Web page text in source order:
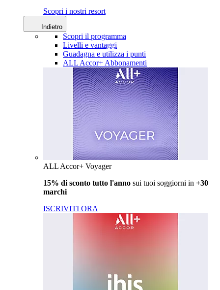
Scopri i nostri resort
Indietro
Scopri il programma
Livelli e vantaggi
Guadagna e utilizza i punti
ALL Accor+ Abbonamenti
ALL Accor+ Voyager
15% di sconto tutto l'anno sui tuoi soggiorni in +30
marchi
ISCRIVITI ORA